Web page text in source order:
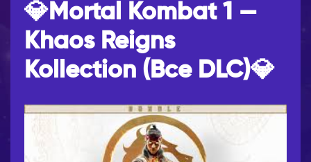
💎Mortal Kombat 1 —
Khaos Reigns
Kollection (Все DLC)💎